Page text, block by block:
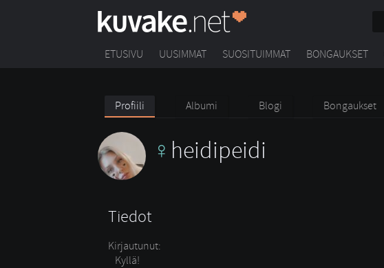
ETUSIVU UUSIMMAT SUOSITUIMMAT BONGAUKSET
Profiili Albumi Blogi Bongaukset
heidipeidi
Tiedot
Kirjautunut:
Kyllä!